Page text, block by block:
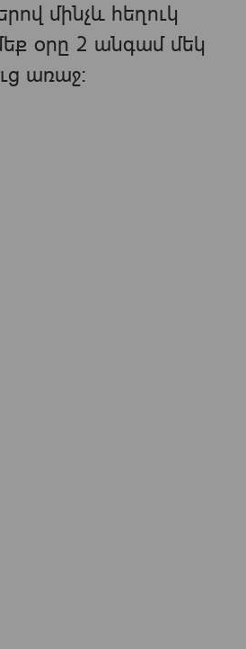
մինչև հեղուկ
օրը 2 անգամ մեկ
առաջ։